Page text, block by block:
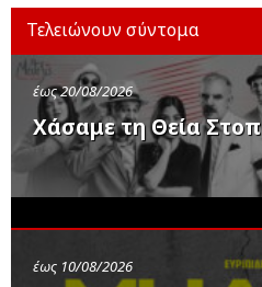
Τελειώνουν σύντομα
έως 20/08/2026
Χάσαμε τη Θεία Στοπ
έως 10/08/2026